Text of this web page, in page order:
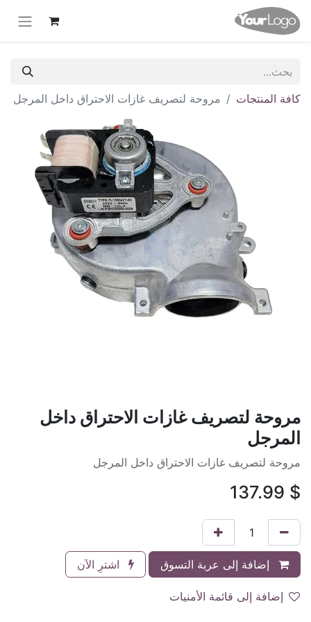
كافة المنتجات مروحة لتصريف غازات الاحتراق داخل المرجل
مروحة لتصريف غازات الاحتراق داخل
المرجل
مروحة لتصريف غازات الاحتراق داخل المرجل
$
137.99
إضافة إلى عربة التسوق اشترِ الآن
إضافة إلى قائمة الأمنيات